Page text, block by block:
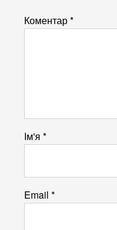
Коментар*
Ім'я *
Email *